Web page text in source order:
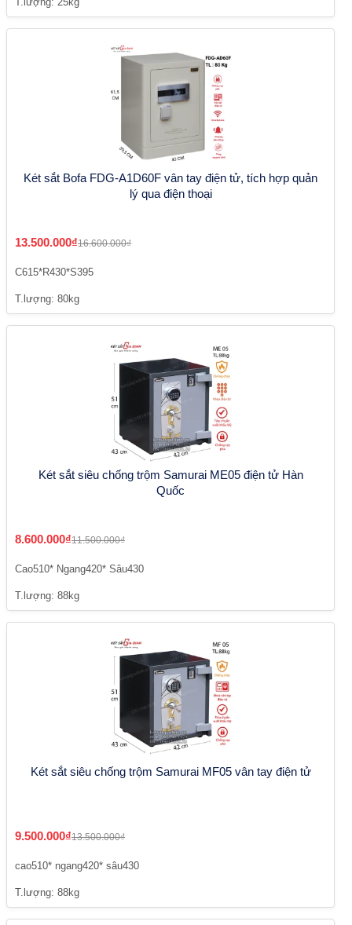
Két sắt Bofa FDG-A1D60F vân tay điện tử, tích hợp quản
lý qua điện thoại
13.500.000₫16.600.000₫
C615*R430*S395
T.lượng: 80kg
Két sắt siêu chống trộm Samurai ME05 điện tử Hàn
Quốc
8.600.000₫11.500.000₫
Cao510* Ngang420* Sâu430
T.lượng: 88kg
Két sắt siêu chống trộm Samurai MF05 vân tay điện tử
9.500.000₫13.500.000₫
cao510* ngang420* sâu430
T.lượng: 88kg